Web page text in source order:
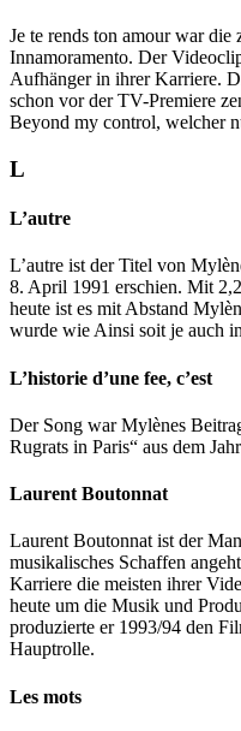
Je te rends ton amour war
Innamoramento. Der
Aufhänger in ihrer Karriere.
schon vor der TV-Premiere
Beyond my control, welcher
L
L’autre
L’autre ist der Titel von
8. April 1991 erschien. Mit
heute ist es mit Abstand
wurde wie Ainsi soit je auch
L’historie d’une fee, c’est
Der Song war Mylènes
Rugrats in Paris“ aus dem
Laurent Boutonnat
Laurent Boutonnat ist der
musikalisches Schaffen
Karriere die meisten ihrer
heute um die Musik und
produzierte er 1993/94 den
Hauptrolle.
Les mots